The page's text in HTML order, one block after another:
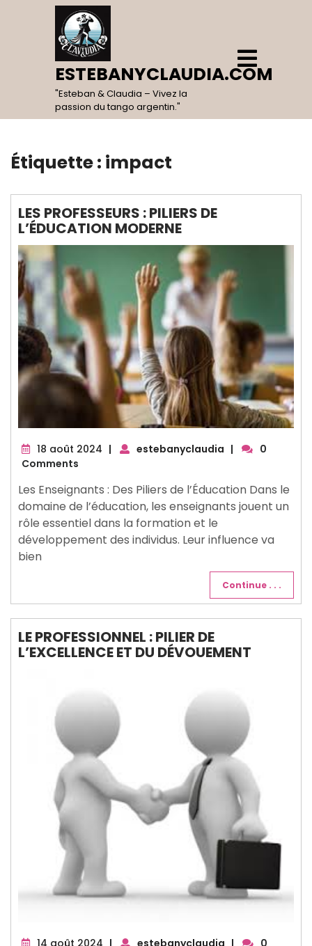
ESTEBANYCLAUDIA.COM
"Esteban & Claudia – Vivez la
passion du tango argentin."
Open
Menu
Étiquette : impact
LES PROFESSEURS : PILIERS DE
L’ÉDUCATION MODERNE
18 août 2024 18| estebanyclaudia |
0
Comments
Les Enseignants : Des Piliers de l’Éducation Dans le
domaine de l’éducation, les enseignants jouent un
rôle essentiel dans la formation et le
développement des individus. Leur influence va
bien
Continue . . .
LE PROFESSIONNEL : PILIER DE
L’EXCELLENCE ET DU DÉVOUEMENT
14